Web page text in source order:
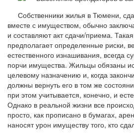
Собственники жилья в Тюмени,
вместе с имуществом, обычно
и составляют акт сдачи/приема.
предполагает определенные риски,
естественного изнашивания, всегда
порчи имущества. Жильцы обязаны
целевому назначению и, когда
должны вернуть его в том же
при этом учитывается, конечно, и
Однако в реальной жизни все
просто, как прописано в бумагах,
наносят урон имуществу того, кто